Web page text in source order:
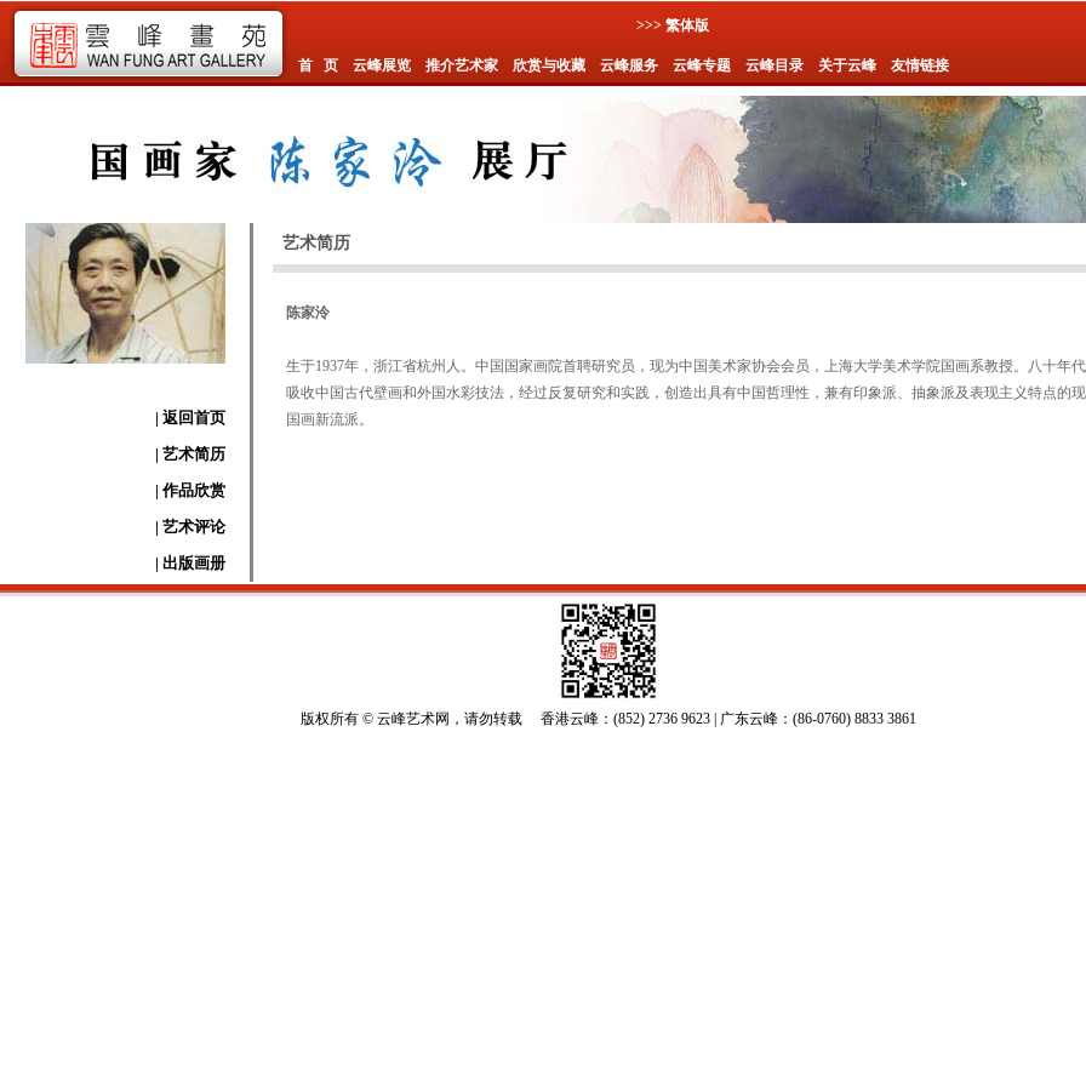
>>> 繁体版
首 页 云峰展览 推介艺术家 欣赏与收藏 云峰服务 云峰专题 云峰目录 关于云峰 友情链接
| 返回首页
| 艺术简历
| 作品欣赏
| 艺术评论
| 出版画册
艺术简历
陈家泠
生于1937年， 浙江省杭州 人。 中国国家画院首聘研究员 ，现为中国美术家协会会员， 上海大学美术学院国画系教授。 八十年代
吸收中国古代壁画和外国水彩技法，经过反复研究和实践，创造出具有中国哲理性，兼有印象派、抽象派及表现主义特点的
国画新流派。
版权所有 © 云峰艺术网，请勿转载 香港云峰：(852) 2736 9623 | 广东云峰：(86-0760) 8833 3861